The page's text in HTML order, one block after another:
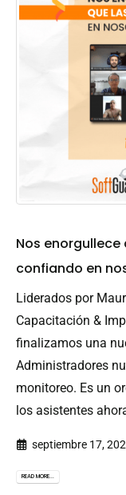
Nos
confiando en
Liderados por
Capacitación &
finalizamos una
Administradores
monitoreo. Es un
los asistentes
septiembre 17,
READ MORE...